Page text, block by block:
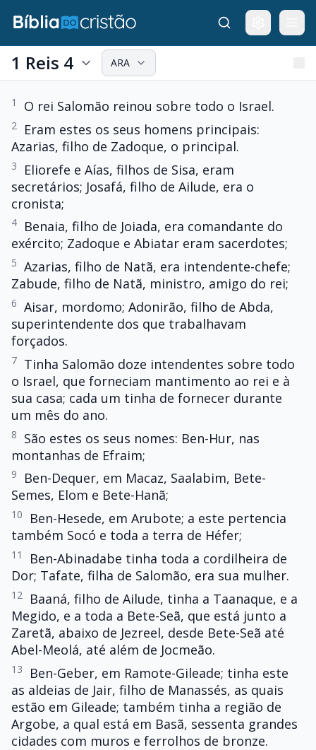
1 Reis 4 ARA
1 O rei Salomão reinou sobre todo o Israel.
2
Eram estes os seus homens principais:
Azarias, filho de Zadoque, o principal.
3
Eliorefe e Aías, filhos de Sisa, eram
secretários; Josafá, filho de Ailude, era o
cronista;
4
Benaia, filho de Joiada, era comandante do
exército; Zadoque e Abiatar eram sacerdotes;
5 Azarias, filho de Natã, era intendente-chefe;
Zabude, filho de Natã, ministro, amigo do rei;
6 Aisar, mordomo; Adonirão, filho de Abda,
superintendente dos que trabalhavam
forçados.
7 Tinha Salomão doze intendentes sobre todo
o Israel, que forneciam mantimento ao rei e à
sua casa; cada um tinha de fornecer durante
um mês do ano.
8
São estes os seus nomes: Ben-Hur, nas
montanhas de Efraim;
9
Ben-Dequer, em Macaz, Saalabim, Bete-
Semes, Elom e Bete-Hanã;
10
Ben-Hesede, em Arubote; a este pertencia
também Socó e toda a terra de Héfer;
11
Ben-Abinadabe tinha toda a cordilheira de
Dor; Tafate, filha de Salomão, era sua mulher.
12
Baaná, filho de Ailude, tinha a Taanaque, e a
Megido, e a toda a Bete-Seã, que está junto a
Zaretã, abaixo de Jezreel, desde Bete-Seã até
Abel-Meolá, até além de Jocmeão.
13
Ben-Geber, em Ramote-Gileade; tinha este
as aldeias de Jair, filho de Manassés, as quais
estão em Gileade; também tinha a região de
Argobe, a qual está em Basã, sessenta grandes
cidades com muros e ferrolhos de bronze.